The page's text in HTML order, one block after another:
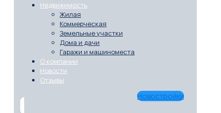
Недвижимость
Жилая
Коммерческая
Земельные участки
Дома и дачи
Гаражи и машиноместа
О компании
Новости
Отзывы
Новостройки